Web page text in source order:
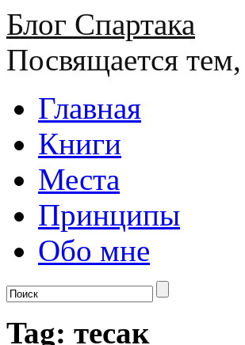
Блог Спартака
Посвящается
Главная
Книги
Места
Принципы
Обо мне
Tag: тесак